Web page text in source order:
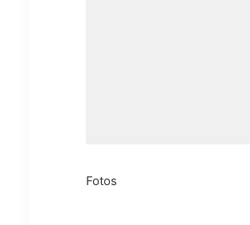
Fotos